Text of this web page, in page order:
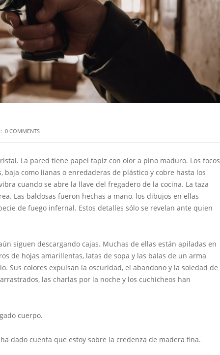
0 COMMENTS
La pared tiene papel tapiz con olor a pino maduro. Los focos
como lianas o enredaderas de plástico y cobre hasta los
cuando se abre la llave del fregadero de la cocina. La taza
Las baldosas fueron hechas a mano, los dibujos en ellas
de fuego infernal. Estos detalles sólo se revelan ante quien
siguen descargando cajas. Muchas de ellas están apiladas en
de hojas amarillentas, latas de sopa y las balas de un arma
Sus colores expulsan la oscuridad, el abandono y la soledad de
las charlas por la noche y los cuchicheos han
cuerpo.
dado cuenta que estoy sobre la credenza de madera fina.